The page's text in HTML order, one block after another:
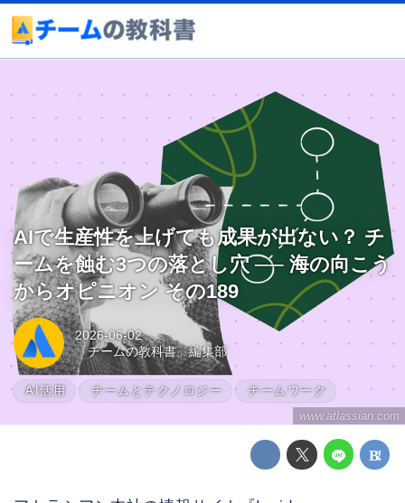
www.atlassian.com
AIで生産性を上げても成果が出ない？ チ
ームを蝕む3つの落とし穴 ── 海の向こう
からオピニオン その189
2026-06-02
「チームの教科書」編集部
AI活用 チームとテクノロジー チームワーク